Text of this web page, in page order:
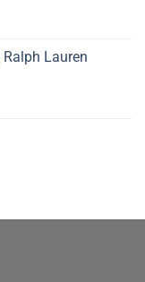
Lauren